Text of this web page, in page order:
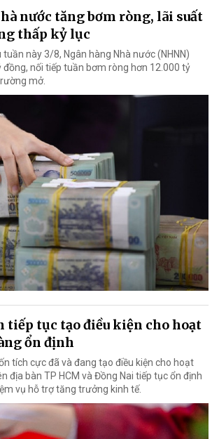
nước tăng bơm ròng, lãi suất
thấp kỷ lục
tuần này 3/8, Ngân hàng Nhà nước (NHNN)
đồng, nối tiếp tuần bơm ròng hơn 12.000 tỷ
mở.
tiếp tục tạo điều kiện cho hoạt
ổn định
tích cực đã và đang tạo điều kiện cho hoạt
địa bàn TP HCM và Đồng Nai tiếp tục ổn định
vụ hỗ trợ tăng trưởng kinh tế.